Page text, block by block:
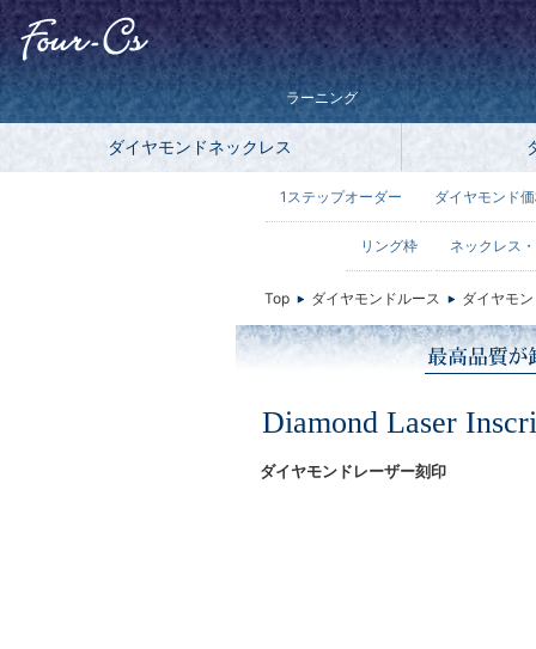
ラーニング
ダイヤモンドネックレス
Diamond Laser
ダイヤモンドレーザー刻印
Top ダイヤモンドルース ダイヤモ
1ステップオーダー ダイヤモンド
リング枠 ネックレス